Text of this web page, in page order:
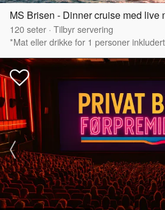
MS Brisen - Dinner cruise med live
120seter · Tilbyr servering
*Mat eller drikke for 1 personer